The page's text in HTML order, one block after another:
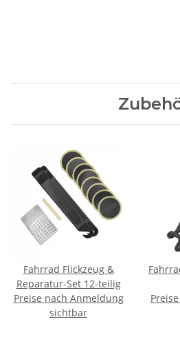
Fahrrad Flickzeug &
Reparatur-Set 12-teilig
Preise nach Anmeldung
sichtbar